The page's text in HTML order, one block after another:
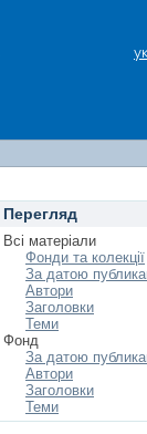
Перегляд
Всі матеріали
Фонди та колекції
За датою
Автори
Заголовки
Теми
Фонд
За датою
Автори
Заголовки
Теми